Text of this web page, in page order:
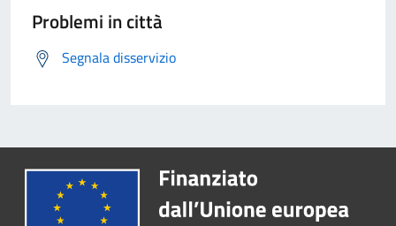
Problemi in città
Segnala disservizio